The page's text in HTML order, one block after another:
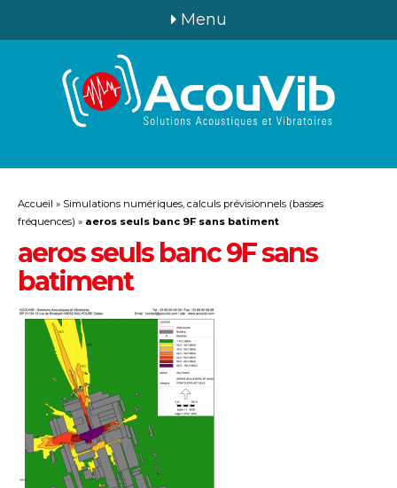
Menu
Accueil » Simulations numériques, calculs prévisionnels (basses
fréquences) » aeros seuls banc 9F sans batiment
aeros seuls banc 9F sans
batiment